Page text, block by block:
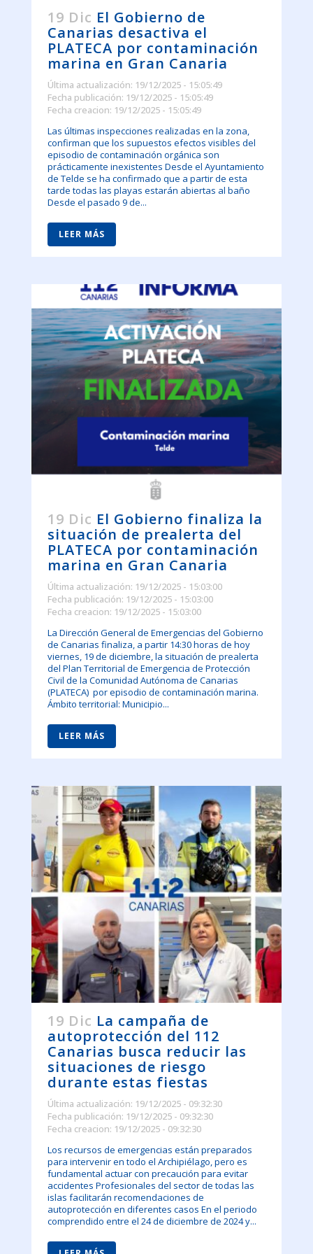
19 Dic El Gobierno de
Canarias desactiva el
PLATECA por contaminación
marina en Gran Canaria
Última actualización: 19/12/2025 - 15:05:49
Fecha publicación: 19/12/2025 - 15:05:49
Fecha creacion: 19/12/2025 - 15:05:49
Las últimas inspecciones realizadas en la zona,
confirman que los supuestos efectos visibles del
episodio de contaminación orgánica son
prácticamente inexistentes Desde el Ayuntamiento
de Telde se ha confirmado que a partir de esta
tarde todas las playas estarán abiertas al baño
Desde el pasado 9 de...
LEER MÁS
19 Dic El Gobierno finaliza la
situación de prealerta del
PLATECA por contaminación
marina en Gran Canaria
Última actualización: 19/12/2025 - 15:03:00
Fecha publicación: 19/12/2025 - 15:03:00
Fecha creacion: 19/12/2025 - 15:03:00
La Dirección General de Emergencias del Gobierno
de Canarias finaliza, a partir 14:30 horas de hoy
viernes, 19 de diciembre, la situación de prealerta
del Plan Territorial de Emergencia de Protección
Civil de la Comunidad Autónoma de Canarias
(PLATECA) por episodio de contaminación marina.
Ámbito territorial: Municipio...
LEER MÁS
19 Dic La campaña de
autoprotección del 112
Canarias busca reducir las
situaciones de riesgo
durante estas fiestas
Última actualización: 19/12/2025 - 09:32:30
Fecha publicación: 19/12/2025 - 09:32:30
Fecha creacion: 19/12/2025 - 09:32:30
Los recursos de emergencias están preparados
para intervenir en todo el Archipiélago, pero es
fundamental actuar con precaución para evitar
accidentes Profesionales del sector de todas las
islas facilitarán recomendaciones de
autoprotección en diferentes casos En el periodo
comprendido entre el 24 de diciembre de 2024 y...